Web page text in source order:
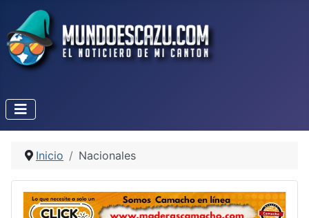
Inicio Nacionales